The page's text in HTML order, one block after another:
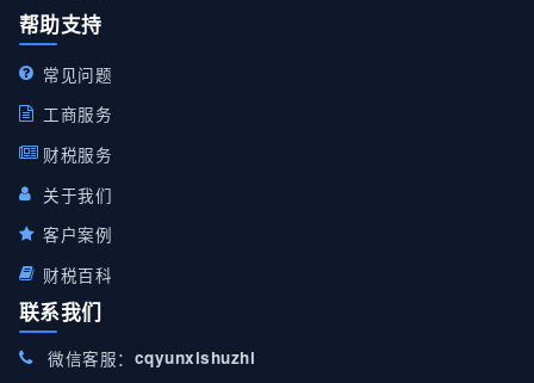
帮助支持
常见问题
工商服务
财税服务
关于我们
客户案例
财税百科
联系我们
微信客服： cqyunxishuzhi